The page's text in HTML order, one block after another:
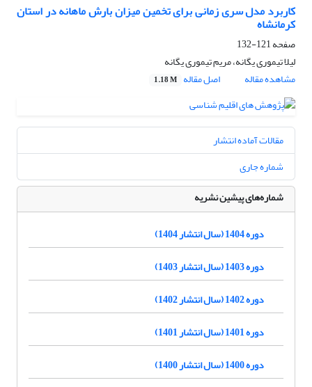
کاربرد مدل سری زمانی برای تخمین میزان بارش ماهانه در استان
کرمانشاه
صفحه121-132
لیلا تیموری یگانه، مریم تیموری یگانه
مشاهده مقاله
اصل مقاله 1.18 M
مقالات آماده انتشار
شماره جاری
شماره‌های پیشین نشریه
دوره 1404 (سال انتشار 1404)
دوره 1403 (سال انتشار 1403)
دوره 1402 (سال انتشار 1402)
دوره 1401 (سال انتشار 1401)
دوره 1400 (سال انتشار 1400)